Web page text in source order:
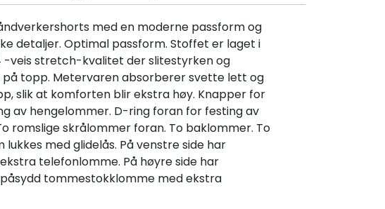
med en moderne passform og
detaljer. Optimal passform. Stoffet er laget i
-veis stretch-kvalitet der slitestyrken og
på topp. Metervaren absorberer svette lett og
slik at komforten blir ekstra høy. Knapper for
av hengelommer. D-ring foran for festing av
romslige skrålommer foran. To baklommer. To
lukkes med glidelås. På venstre side har
telefonlomme. På høyre side har
tommestokklomme med ekstra